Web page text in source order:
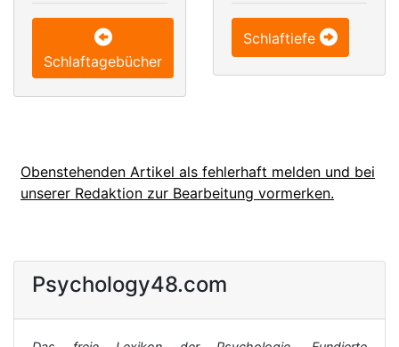
Schlaftagebücher
Schlaftiefe
Obenstehenden Artikel als fehlerhaft melden und bei
unserer Redaktion zur Bearbeitung vormerken.
Psychology48.com